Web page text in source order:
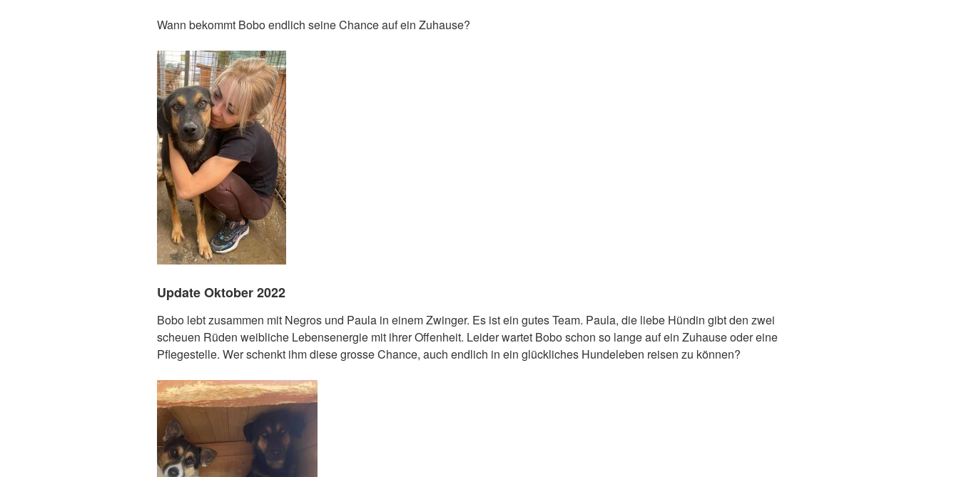
Wann bekommt Bobo endlich seine Chance auf ein Zuhause?
Update Oktober 2022
Bobo lebt zusammen mit Negros und Paula in einem Zwinger. Es ist ein gutes Team. Paula, die liebe Hündin gibt den zwei
scheuen Rüden weibliche Lebensenergie mit ihrer Offenheit. Leider wartet Bobo schon so lange auf ein Zuhause oder eine
Pflegestelle. Wer schenkt ihm diese grosse Chance, auch endlich in ein glückliches Hundeleben reisen zu können?